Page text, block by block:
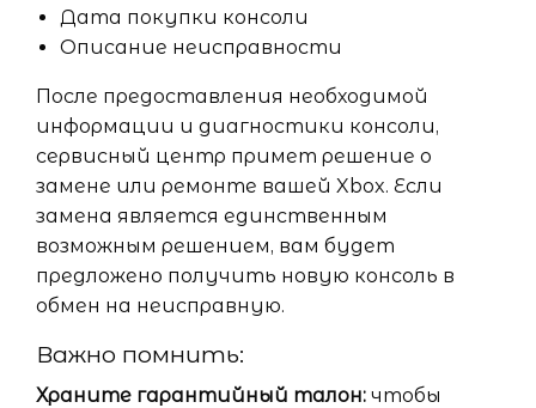
Дата покупки консоли
Описание неисправности
После предоставления необходимой
информации и диагностики консоли,
сервисный центр примет решение о
замене или ремонте вашей Xbox. Если
замена является единственным
возможным решением, вам будет
предложено получить новую консоль в
обмен на неисправную.
Важно помнить:
Храните гарантийный талон: чтобы